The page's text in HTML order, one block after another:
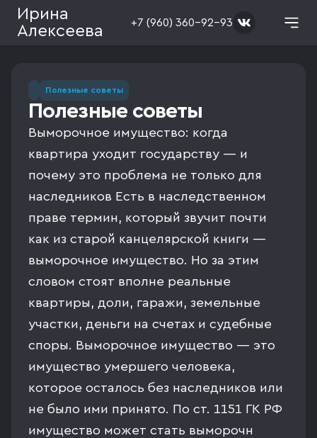
Ирина
Алексеева
+7 (960) 360-92-93
Полезные советы
Полезные советы
Выморочное имущество: когда
квартира уходит государству — и
почему это проблема не только для
наследников Есть в наследственном
праве термин, который звучит почти
как из старой канцелярской книги —
выморочное имущество. Но за этим
словом стоят вполне реальные
квартиры, доли, гаражи, земельные
участки, деньги на счетах и судебные
споры. Выморочное имущество — это
имущество умершего человека,
которое осталось без наследников или
не было ими принято. По ст. 1151 ГК РФ
имущество может стать выморочн